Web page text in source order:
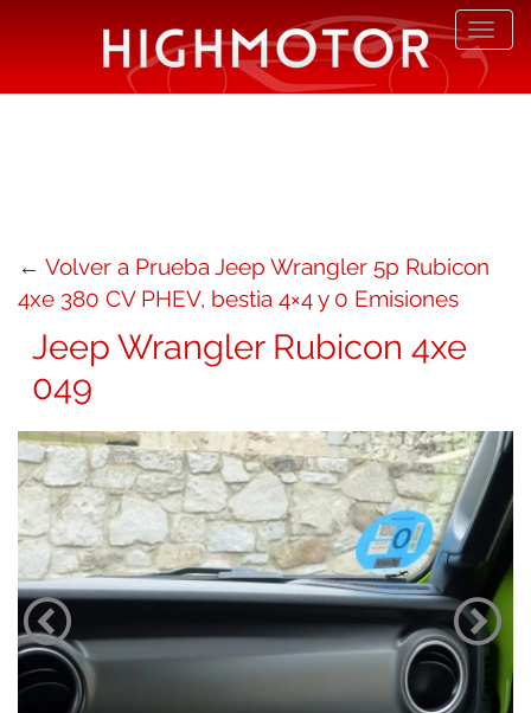
← Volver a Prueba Jeep Wrangler 5p Rubicon
4xe 380 CV PHEV, bestia 4×4 y 0 Emisiones
Jeep Wrangler Rubicon 4xe
049